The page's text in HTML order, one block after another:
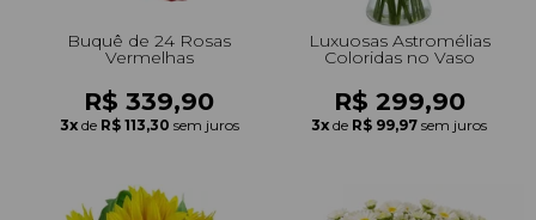
Buquê de 24 Rosas
Vermelhas
R$ 339,90
3x de R$ 113,30 sem juros
Luxuosas Astromélias
Coloridas no Vaso
R$ 299,90
3x de R$ 99,97 sem juros